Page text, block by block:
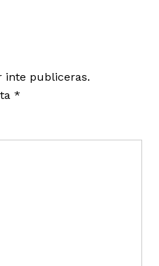
inte publiceras.
*